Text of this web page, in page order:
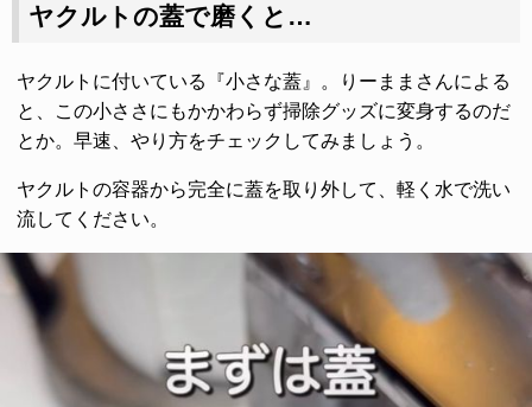
ヤクルトの蓋で磨くと…
ヤクルトに付いている『小さな蓋』。りーままさんによる
と、この小ささにもかかわらず掃除グッズに変身するのだ
とか。早速、やり方をチェックしてみましょう。
ヤクルトの容器から完全に蓋を取り外して、軽く水で洗い
流してください。